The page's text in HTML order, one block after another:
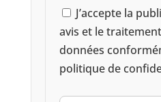
J’accepte la
avis et le
données
politique de